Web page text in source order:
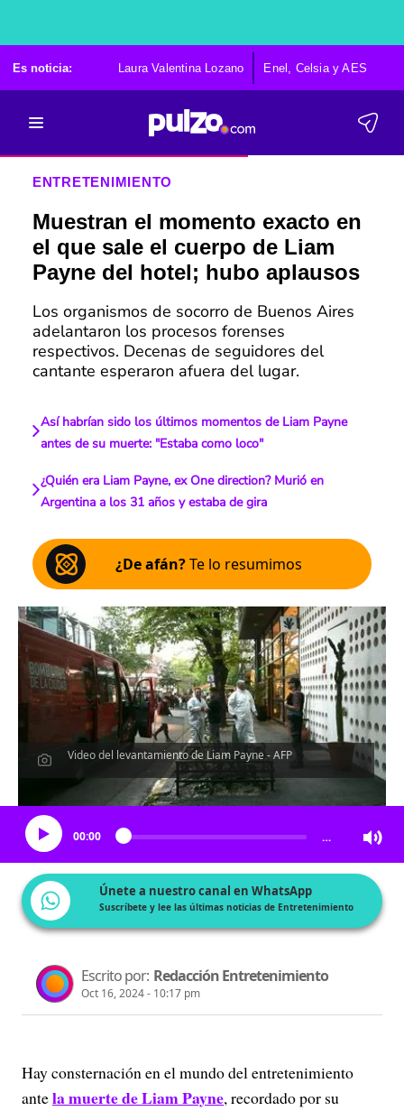
Es noticia: Laura Valentina Lozano Enel, Celsia y AES
ENTRETENIMIENTO
Muestran el momento exacto en
el que sale el cuerpo de Liam
Payne del hotel; hubo aplausos
Los organismos de socorro de Buenos Aires
adelantaron los procesos forenses
respectivos. Decenas de seguidores del
cantante esperaron afuera del lugar.
Así habrían sido los últimos momentos de Liam Payne
antes de su muerte: "Estaba como loco"
¿Quién era Liam Payne, ex One direction? Murió en
Argentina a los 31 años y estaba de gira
¿De afán?Te lo resumimos
Video del levantamiento de Liam Payne - AFP
Escucha el artículo
00:00 …
Únete a nuestro canal en WhatsApp
Suscríbete y lee las últimas noticias de Entretenimiento
Escrito por: Redacción Entretenimiento
Oct 16, 2024 - 10:17 pm
Hay consternación en el mundo del entretenimiento
antela muerte de Liam Payne, recordado por su